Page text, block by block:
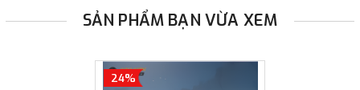
SẢN PHẨM BẠN VỪA XEM
24%